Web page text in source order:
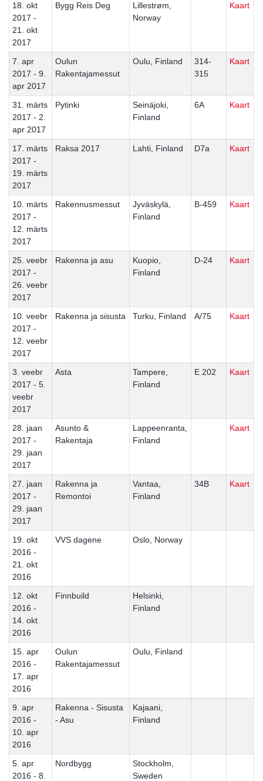
18. okt
2017 -
21. okt
2017
Bygg Reis Deg
Lillestrøm,
Norway
Kaart
7. apr
2017 - 9.
apr 2017
Oulun
Rakentajamessut
Oulu, Finland
314-
315
Kaart
31. märts
2017 - 2.
apr 2017
Pytinki
Seinäjoki,
Finland
6A Kaart
17. märts
2017 -
19. märts
2017
Raksa 2017 Lahti, Finland D7a Kaart
10. märts
2017 -
12. märts
2017
Rakennusmessut
Jyväskylä,
Finland
B-459 Kaart
25. veebr
2017 -
26. veebr
2017
Rakenna ja asu
Kuopio,
Finland
D-24 Kaart
10. veebr
2017 -
12. veebr
2017
Rakenna ja sisusta Turku, Finland A/75 Kaart
3. veebr
2017 - 5.
veebr
2017
Asta
Tampere,
Finland
E 202 Kaart
28. jaan
2017 -
29. jaan
2017
Asunto &
Rakentaja
Lappeenranta,
Finland
Kaart
27. jaan
2017 -
29. jaan
2017
Rakenna ja
Remontoi
Vantaa,
Finland
34B Kaart
19. okt
2016 -
21. okt
2016
VVS dagene Oslo, Norway
12. okt
2016 -
14. okt
2016
Finnbuild
Helsinki,
Finland
15. apr
2016 -
17. apr
2016
Oulun
Rakentajamessut
Oulu, Finland
9. apr
2016 -
10. apr
2016
Rakenna - Sisusta
- Asu
Kajaani,
Finland
5. apr
2016 - 8.
Nordbygg
Stockholm,
Sweden